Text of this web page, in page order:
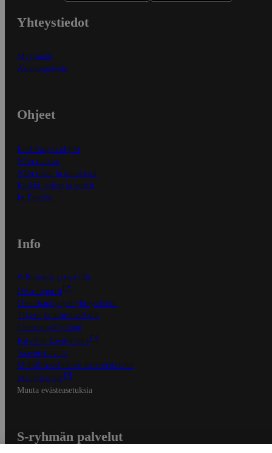
Yhteystiedot
Myymälät
Asiakaspalvelu
Ohjeet
Ensitilaajan ohjeet
Näin maksat
Näin tilaat ja muokkaat
Kaikki ohjeet ja vinkit
In English
Info
S-Business yrityksille
Oiva-raportit
Osuuskauppojen yhteystiedot
Tilaus- ja toimitusehdot
Tietosuojakäytäntö
Palvelun käyttöehdot
Saavutettavuus
Mobiilisovelluksen saavutettavuus
Mainostajalle
Muuta evästeasetuksia
S-ryhmän palvelut